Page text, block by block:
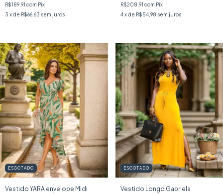
R$189,91 com Pix
3 x de R$66,63 sem juros
R$208,91 com Pix
4 x de R$54,98 sem juros
ESGOTADO
Vestido YARA envelope Midi
ESGOTADO
Vestido Longo Gabriela